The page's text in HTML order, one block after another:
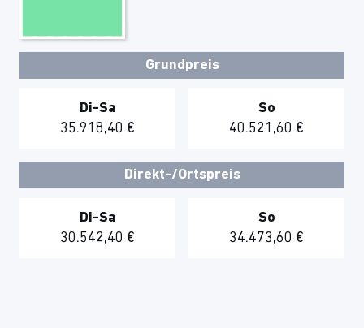
Grundpreis
Di-Sa
35.918,40 €
So
40.521,60 €
Direkt-/Ortspreis
Di-Sa
30.542,40 €
So
34.473,60 €